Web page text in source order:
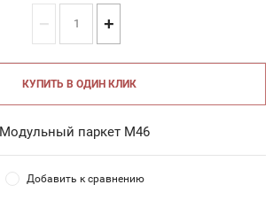
− +
КУПИТЬ В ОДИН КЛИК
Модульный паркет М46
Добавить к сравнению